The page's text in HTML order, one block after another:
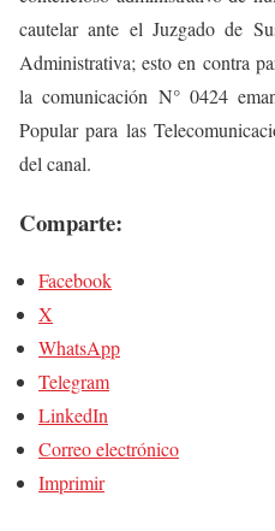
cautelar ante el Juzgado de
Administrativa; esto en contra
la comunicación N° 0424
Popular para las
del canal.
Comparte:
Facebook
X
WhatsApp
Telegram
LinkedIn
Correo electrónico
Imprimir